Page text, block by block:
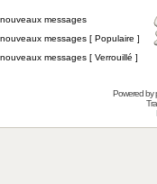
messages
messages [ Populaire ]
messages [ Verrouillé ]
Powered by